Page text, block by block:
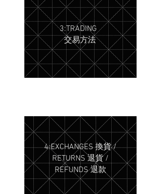
3:TRADING
交易方法
4:EXCHANGES 換貨 /
RETURNS 退貨 /
REFUNDS 退款